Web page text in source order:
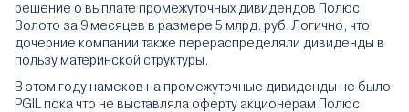
решение о выплате промежуточных дивидендов Полюс
Золото за 9 месяцев в размере 5 млрд. руб. Логично, что
дочерние компании также перераспределяли дивиденды в
пользу материнской структуры.
В этом году намеков на промежуточные дивиденды не было.
PGIL пока что не выставляла оферту акционерам Полюс